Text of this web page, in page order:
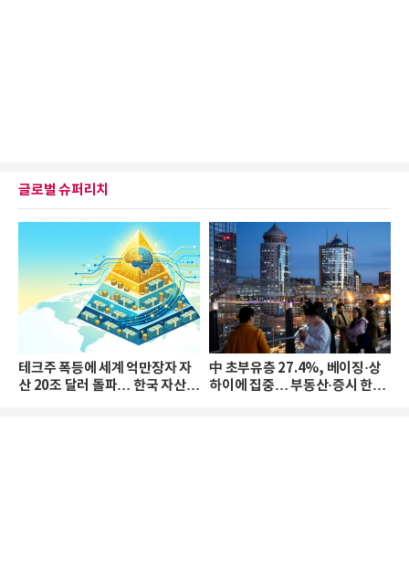
글로벌 슈퍼리치
테크주 폭등에 세계 억만장자 자
산 20조 달러 돌파… 한국 자산
中 초부유층 27.4%, 베이징·상
하이에 집중… 부동산·증시 한파